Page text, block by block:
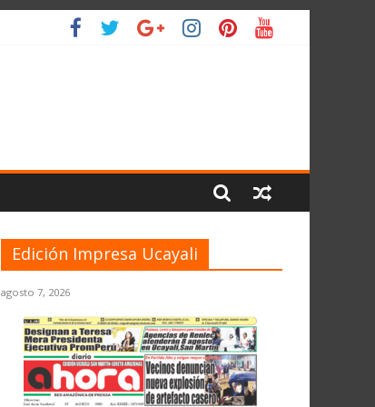
Edición Impresa Ucayali
agosto 7, 2026